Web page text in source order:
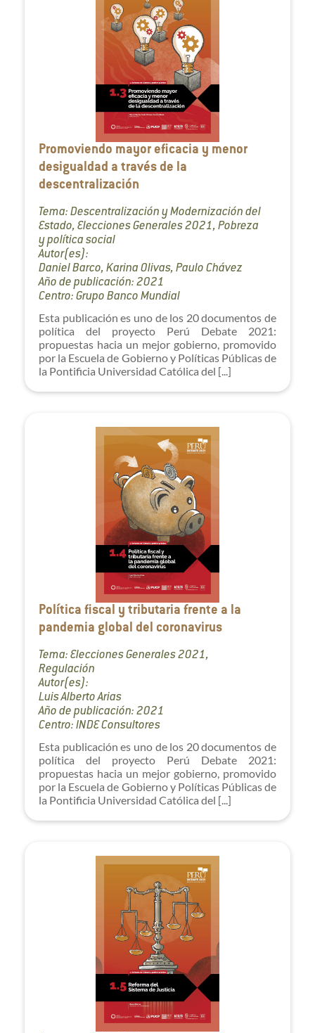
Promoviendo mayor eficacia y menor
desigualdad a través de la
descentralización
Tema: Descentralización y Modernización del
Estado, Elecciones Generales 2021, Pobreza
y política social
Autor(es):
Daniel Barco, Karina Olivas, Paulo Chávez
Año de publicación: 2021
Centro: Grupo Banco Mundial
Esta publicación es uno de los 20 documentos de
política del proyecto Perú Debate 2021:
propuestas hacia un mejor gobierno, promovido
por la Escuela de Gobierno y Políticas Públicas de
la Pontificia Universidad Católica del [...]
Política fiscal y tributaria frente a la
pandemia global del coronavirus
Tema: Elecciones Generales 2021,
Regulación
Autor(es):
Luis Alberto Arias
Año de publicación: 2021
Centro: INDE Consultores
Esta publicación es uno de los 20 documentos de
política del proyecto Perú Debate 2021:
propuestas hacia un mejor gobierno, promovido
por la Escuela de Gobierno y Políticas Públicas de
la Pontificia Universidad Católica del [...]